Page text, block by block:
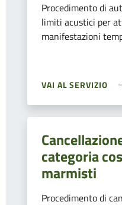
Procedimento di
limiti acustici per
manifestazioni
VAI AL SERVIZIO
categoria
marmisti
Procedimento di